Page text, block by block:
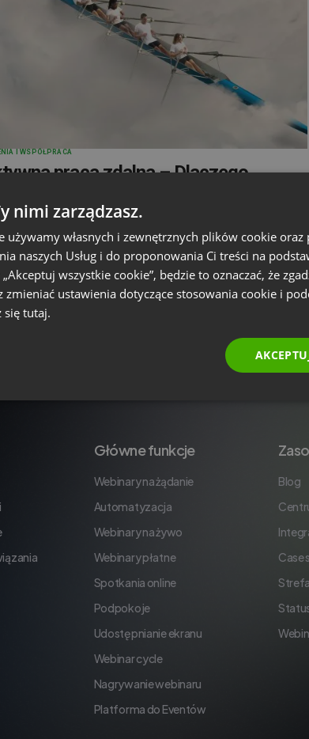
I WSPÓŁPRACA
praca zdalna – Dlaczego
CiszewskaStyczeń 16, 2023
Główne funkcje
Webinary na żądanie
Automatyzacja
Webinary na żywo
Webinary płatne
Spotkania online
Podpokoje
Udostępnianie ekranu
Webinar cycle
Nagrywanie webinaru
Platforma do Eventów
Blog
Case
nimi zarządzasz.
używamy własnych i zewnętrznych plików cookie
naszych Usług i do proponowania Ci treści na
wszystkie cookie”, będzie to oznaczać, że
zmieniać ustawienia dotyczące stosowania cookie i
się tutaj.